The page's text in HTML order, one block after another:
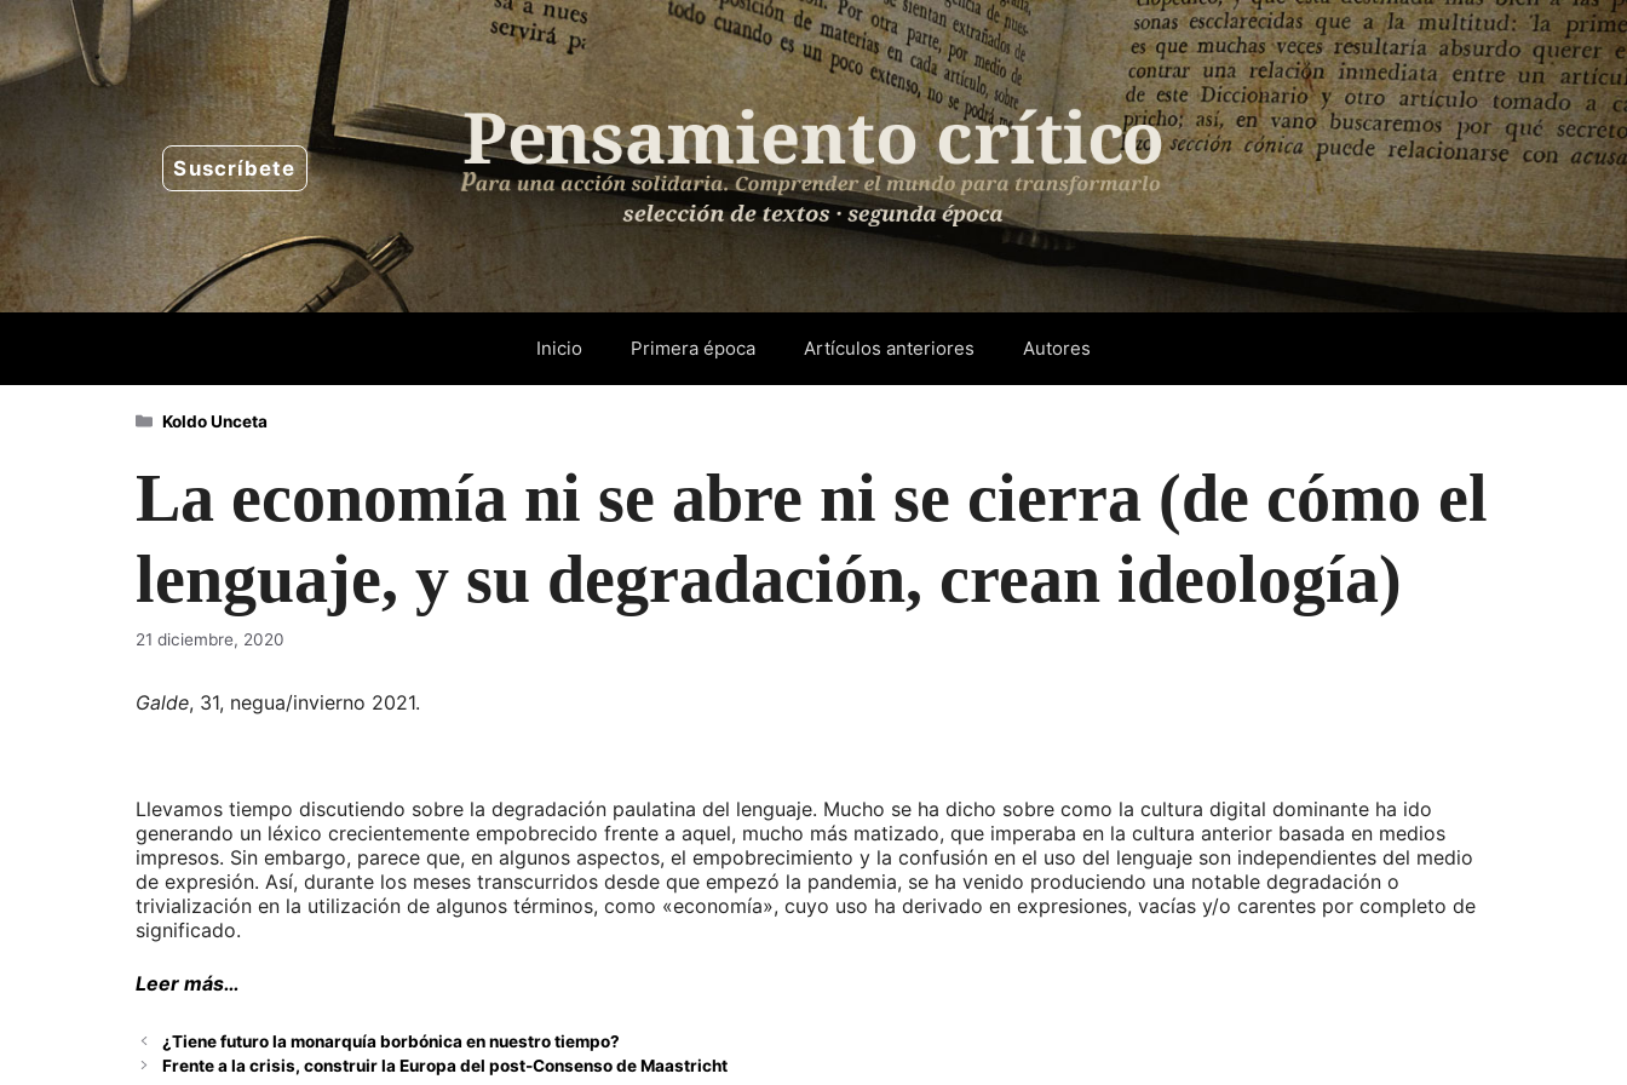
Saltar
al
contenido
Suscríbete
Inicio Primera época Artículos anteriores Autores
La economía ni se abre ni se cierra (de cómo el
lenguaje, y su degradación, crean ideología)
21 diciembre, 2020
Galde, 31, negua/invierno 2021.
Llevamos tiempo discutiendo sobre la degradación paulatina del lenguaje. Mucho se ha dicho sobre como la cultura digital dominante ha ido
generando un léxico crecientemente empobrecido frente a aquel, mucho más matizado, que imperaba en la cultura anterior basada en medios
impresos. Sin embargo, parece que, en algunos aspectos, el empobrecimiento y la confusión en el uso del lenguaje son independientes del medio
de expresión. Así, durante los meses transcurridos desde que empezó la pandemia, se ha venido produciendo una notable degradación o
trivialización en la utilización de algunos términos, como «economía», cuyo uso ha derivado en expresiones, vacías y/o carentes por completo de
significado.
Leer más…
Categorías
Koldo Unceta
¿Tiene futuro la monarquía borbónica en nuestro tiempo?
Frente a la crisis, construir la Europa del post-Consenso de Maastricht